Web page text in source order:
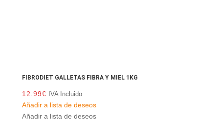
FIBRODIET GALLETAS FIBRA Y MIEL 1KG
12.99€ IVA Incluido
Añadir a lista de deseos
Añadir a lista de deseos